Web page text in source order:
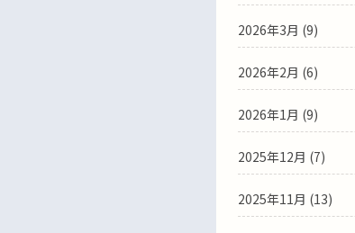
2026年3月 (9)
2026年2月 (6)
2026年1月 (9)
2025年12月 (7)
2025年11月 (13)